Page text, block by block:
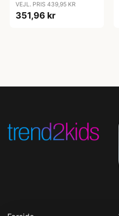
VEJL. PRIS 439,95 KR
351,96 kr